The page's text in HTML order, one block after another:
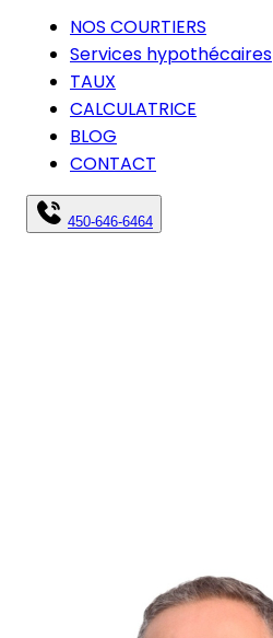
NOS COURTIERS
Services hypothécaires
TAUX
CALCULATRICE
BLOG
CONTACT
450-646-6464